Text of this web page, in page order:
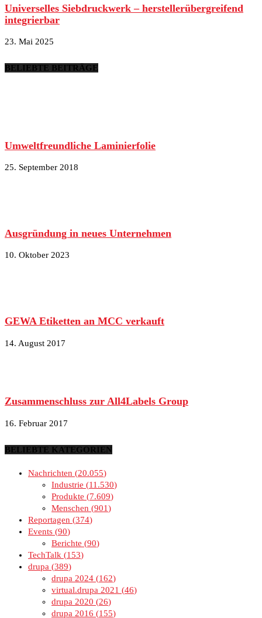
Universelles Siebdruckwerk – herstellerübergreifend
integrierbar
23. Mai 2025
BELIEBTE BEITRÄGE
Umweltfreundliche Laminierfolie
25. September 2018
Ausgründung in neues Unternehmen
10. Oktober 2023
GEWA Etiketten an MCC verkauft
14. August 2017
Zusammenschluss zur All4Labels Group
16. Februar 2017
BELIEBTE KATEGORIEN
Nachrichten
20.055
Industrie
11.530
Produkte
7.609
Menschen
901
Reportagen
374
Events 90
Berichte
90
TechTalk
153
drupa
389
drupa 2024
162
virtual.drupa 2021
46
drupa 2020
26
drupa 2016
155